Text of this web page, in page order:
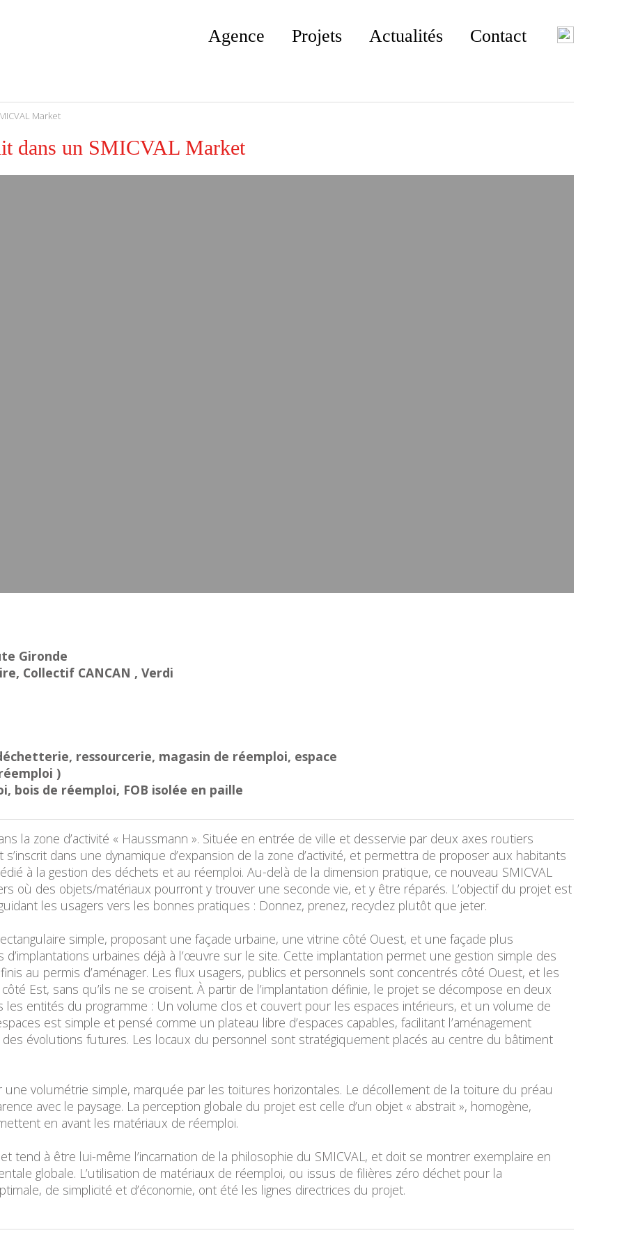
Agence Projets Actualités Contact
Market
dans un SMICVAL Market
Gironde
Collectif CANCAN , Verdi
ressourcerie, magasin de réemploi, espace
)
bois de réemploi, FOB isolée en paille
la zone d’activité « Haussmann ». Située en entrée de ville et desservie par deux axes routiers
dans une dynamique d’expansion de la zone d’activité, et permettra de proposer aux habitants
à la gestion des déchets et au réemploi. Au-delà de la dimension pratique, ce nouveau SMICVAL
où des objets/matériaux pourront y trouver une seconde vie, et y être réparés. L’objectif du projet est
les usagers vers les bonnes pratiques : Donnez, prenez, recyclez plutôt que jeter.
simple, proposant une façade urbaine, une vitrine côté Ouest, et une façade plus
urbaines déjà à l’œuvre sur le site. Cette implantation permet une gestion simple des
au permis d’aménager. Les flux usagers, publics et personnels sont concentrés côté Ouest, et les
Est, sans qu’ils ne se croisent. À partir de l’implantation définie, le projet se décompose en deux
les entités du programme : Un volume clos et couvert pour les espaces intérieurs, et un volume de
est simple et pensé comme un plateau libre d’espaces capables, facilitant l’aménagement
évolutions futures. Les locaux du personnel sont stratégiquement placés au centre du bâtiment
une volumétrie simple, marquée par les toitures horizontales. Le décollement de la toiture du préau
avec le paysage. La perception globale du projet est celle d’un objet « abstrait », homogène,
en avant les matériaux de réemploi.
tend à être lui-même l’incarnation de la philosophie du SMICVAL, et doit se montrer exemplaire en
globale. L’utilisation de matériaux de réemploi, ou issus de filières zéro déchet pour la
de simplicité et d’économie, ont été les lignes directrices du projet.